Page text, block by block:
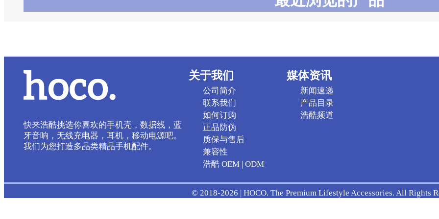
快来浩酷挑选你喜欢的手机壳，数据线，蓝
牙音响，无线充电器，耳机，移动电源吧。
我们为您打造多品类精品手机配件。
关于我们
公司简介
联系我们
如何订购
正品防伪
质保与售后
兼容性
浩酷 OEM | ODM
媒体资讯
新闻速递
产品目录
浩酷频道
© 2018-2026 | HOCO. The Premium Lifestyle Accessories. All Rights